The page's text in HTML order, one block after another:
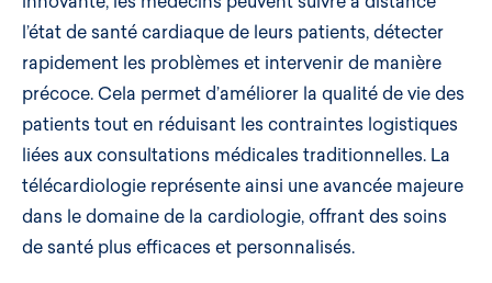
l’état de santé cardiaque de leurs patients, détecter
rapidement les problèmes et intervenir de manière
précoce. Cela permet d’améliorer la qualité de vie des
patients tout en réduisant les contraintes logistiques
liées aux consultations médicales traditionnelles. La
télécardiologie représente ainsi une avancée majeure
dans le domaine de la cardiologie, offrant des soins
de santé plus efficaces et personnalisés.